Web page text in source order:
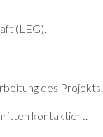
(LEG).
des Projekts.
kontaktiert.